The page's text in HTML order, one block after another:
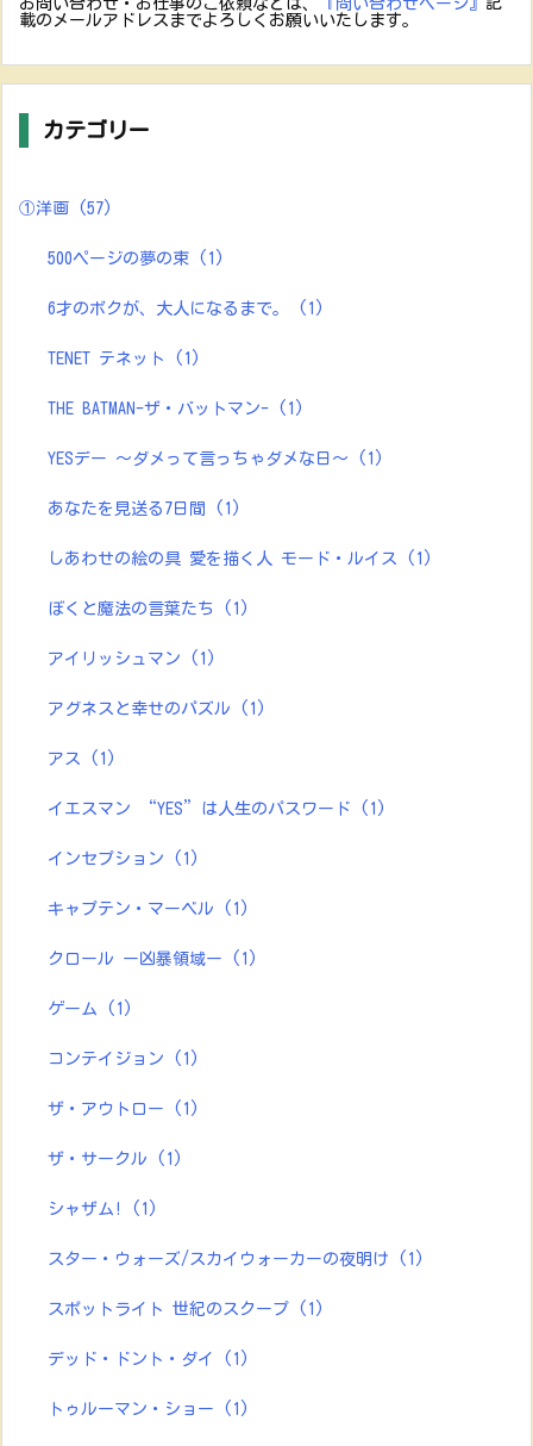
載のメールアドレスまでよろしくお願いいたします。
カテゴリー
①洋画 (57)
500ページの夢の束 (1)
6才のボクが、大人になるまで。 (1)
TENET テネット (1)
THE BATMAN-ザ・バットマン- (1)
YESデー ～ダメって言っちゃダメな日～ (1)
あなたを見送る7日間 (1)
しあわせの絵の具 愛を描く人 モード・ルイス (1)
ぼくと魔法の言葉たち (1)
アイリッシュマン (1)
アグネスと幸せのパズル (1)
アス (1)
イエスマン “YES”は人生のパスワード (1)
インセプション (1)
キャプテン・マーベル (1)
クロール ー凶暴領域ー (1)
ゲーム (1)
コンテイジョン (1)
ザ・アウトロー (1)
ザ・サークル (1)
シャザム! (1)
スター・ウォーズ/スカイウォーカーの夜明け (1)
スポットライト 世紀のスクープ (1)
デッド・ドント・ダイ (1)
トゥルーマン・ショー (1)